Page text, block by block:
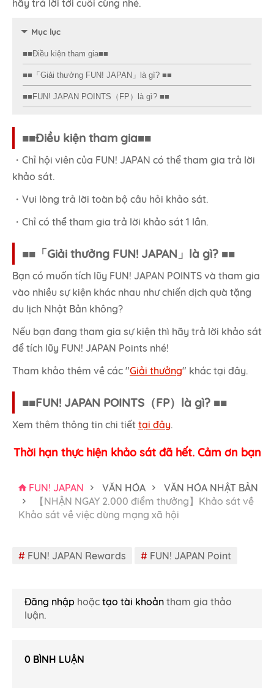
hãy trả lời tới cuối cùng nhé.
Mục lục
■■Điều kiện tham gia■■
■■「Giải thưởng FUN! JAPAN」là gì? ■■
■■FUN! JAPAN POINTS（FP）là gì? ■■
■■Điều kiện tham gia■■
・Chỉ hội viên của FUN! JAPAN có thể tham gia trả lời
khảo sát.
・Vui lòng trả lời toàn bộ câu hỏi khảo sát.
・Chỉ có thể tham gia trả lời khảo sát 1 lần.
■■「Giải thưởng FUN! JAPAN」là gì? ■■
Bạn có muốn tích lũy FUN! JAPAN POINTS và tham gia
vào nhiều sự kiện khác nhau như chiến dịch quà tặng
du lịch Nhật Bản không?
Nếu bạn đang tham gia sự kiện thì hãy trả lời khảo sát
để tích lũy FUN! JAPAN Points nhé!
Tham khảo thêm về các "Giải thưởng" khác tại đây.
■■FUN! JAPAN POINTS（FP）là gì? ■■
Xem thêm thông tin chi tiết tại đây.
Thời hạn thực hiện khảo sát đã hết. Cảm ơn bạn
FUN! JAPAN VĂN HÓA
VĂN HÓA NHẬT BẢN
【NHẬN NGAY 2.000 điểm thưởng】Khảo sát về
Khảo sát về việc dùng mạng xã hội
# FUN! JAPAN Rewards # FUN! JAPAN Point
Đăng nhập hoặc tạo tài khoản tham gia thảo
luận.
0 BÌNH LUẬN